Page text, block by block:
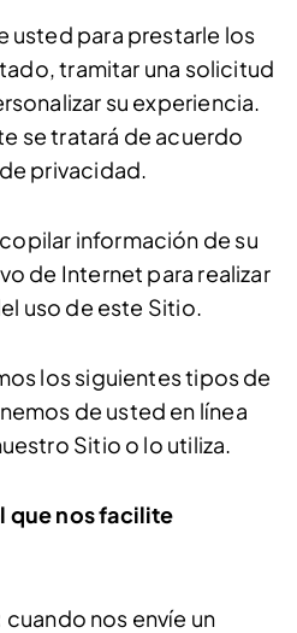
usted para prestarle los
tramitar una solicitud
su experiencia.
se tratará de acuerdo
privacidad.
información de su
de Internet para realizar
uso de este Sitio.
los siguientes tipos de
de usted en línea
Sitio o lo utiliza.
que nos facilite
cuando nos envíe un